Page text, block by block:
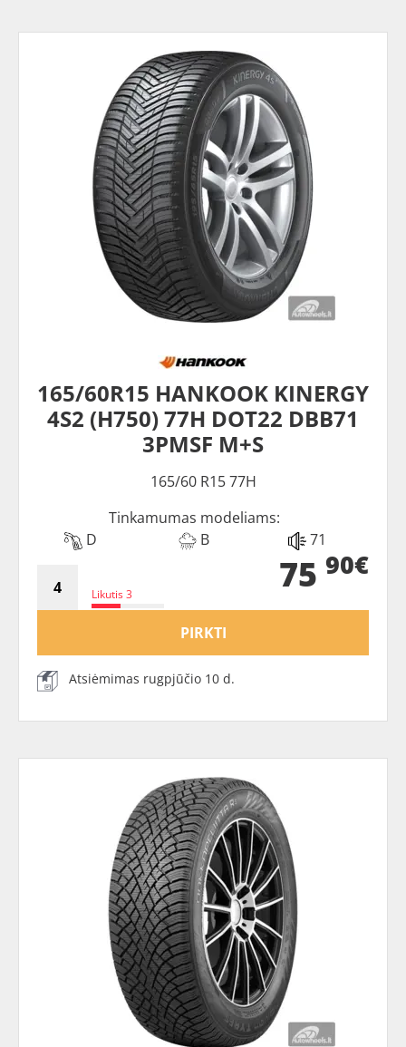
165/60R15 HANKOOK KINERGY
4S2 (H750) 77H DOT22 DBB71
3PMSF M+S
165/60 R15 77H
Tinkamumas modeliams:
D
B 71
Likutis 3 75 90€
PIRKTI
Atsiėmimas rugpjūčio 10 d.